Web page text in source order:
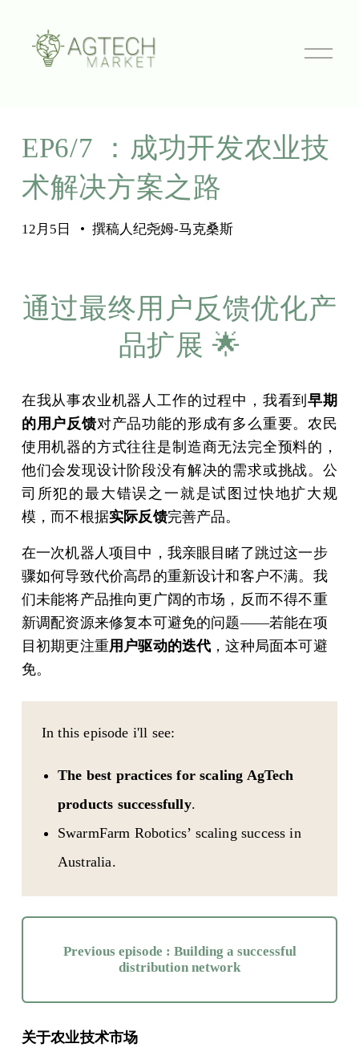
打
EP6/7 ：成功开发农业技
术解决方案之路
12月5日 撰稿人 纪尧姆-马克桑斯
通过最终用户反馈优化产
品扩展 🌟
在我从事农业机器人工作的过程中，我看到早期
的用户反馈对产品功能的形成有多么重要。农民
使用机器的方式往往是制造商无法完全预料的，
他们会发现设计阶段没有解决的需求或挑战。公
司所犯的最大错误之一就是试图过快地扩大规
模，而不根据实际反馈完善产品。
在一次机器人项目中，我亲眼目睹了跳过这一步
骤如何导致代价高昂的重新设计和客户不满。我
们未能将产品推向更广阔的市场，反而不得不重
新调配资源来修复本可避免的问题——若能在项
目初期更注重用户驱动的迭代 ，这种局面本可避
免。
In this episode i'll see:
The best practices for scaling AgTech
products successfully.
SwarmFarm Robotics’ scaling success in
Australia.
Previous episode : Building a successful
distribution network
关于农业技术市场